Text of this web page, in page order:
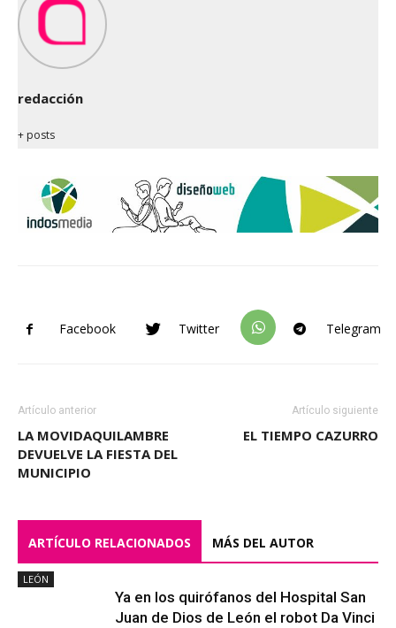
redacción
+ posts
Facebook Twitter Telegram
Artículo anterior
LA MOVIDAQUILAMBRE
DEVUELVE LA FIESTA DEL
MUNICIPIO
Artículo siguiente
EL TIEMPO CAZURRO
ARTÍCULO RELACIONADOS MÁS DEL AUTOR
LEÓN
Ya en los quirófanos del Hospital San
Juan de Dios de León el robot Da Vinci